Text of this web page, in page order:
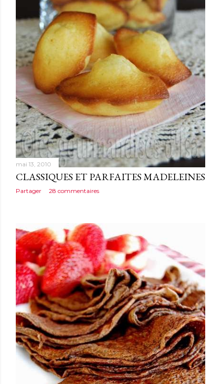
mai 13, 2010
CLASSIQUES ET PARFAITES MADELEINES
Partager 28 commentaires